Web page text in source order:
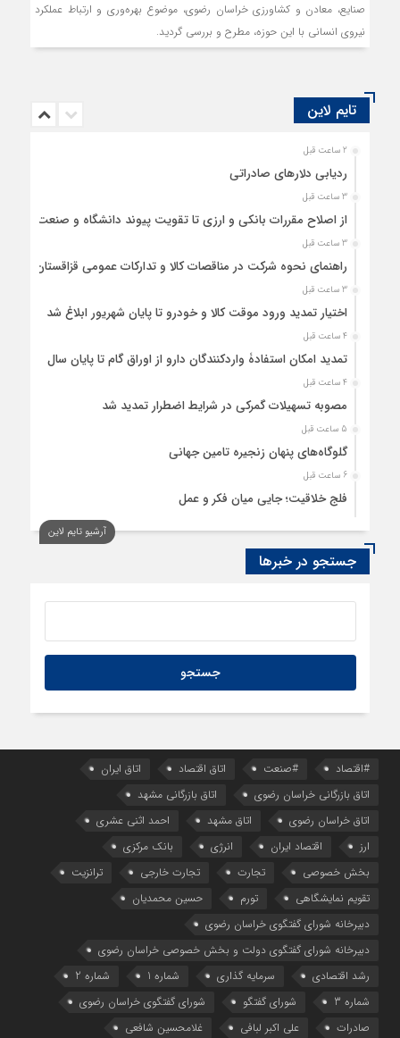
صنایع، معادن و کشاورزی خراسان رضوی، موضوع بهره‌وری و ارتباط عملکرد
نیروی انسانی با این حوزه، مطرح و بررسی گردید.
تایم لاین
2 ساعت قبل
ردیابی دلارهای صادراتی
3 ساعت قبل
از اصلاح مقررات بانکی و ارزی تا تقویت پیوند دانشگاه و صنعت
3 ساعت قبل
راهنمای نحوه شرکت در مناقصات کالا و تدارکات عمومی قزاقستان
3 ساعت قبل
اختیار تمدید ورود موقت کالا و خودرو تا پایان شهریور ابلاغ شد
4 ساعت قبل
تمدید امکان استفادۀ واردکنندگان دارو از اوراق گام تا پایان سال
4 ساعت قبل
مصوبه تسهیلات گمرکی در شرایط اضطرار تمدید شد
5 ساعت قبل
گلوگاه‌های پنهان زنجیره تامین جهانی
6 ساعت قبل
فلج خلاقیت؛ جایی میان فکر و عمل
رسانه، حلقه پیوند میدان اقتصاد و عرصه تصمیم‌گیری است
6 ساعت قبل
آرشیو تایم لاین
جستجو در خبرها
#اقتصاد #صنعت اتاق اقتصاد
اتاق ایران
اتاق بازرگانی خراسان رضوی
اتاق بازرگانی مشهد
اتاق خراسان رضوی
اتاق مشهد
احمد اثنی عشری
ارز
اقتصاد ایران انرژی
بانک مرکزی
بخش خصوصی
تجارت تجارت خارجی
ترانزیت
تقویم نمایشگاهی
تورم
حسین محمدیان
دبیرخانه شورای گفتگوی خراسان رضوی
دبیرخانه شورای گفتگوی دولت و بخش خصوصی خراسان رضوی
رشد اقتصادی
سرمایه گذاری شماره 1
شماره 2
شماره 3
شورای گفتگو
شورای گفتگوی خراسان رضوی
صادرات
علی اکبر لبافی غلامحسین شافعی